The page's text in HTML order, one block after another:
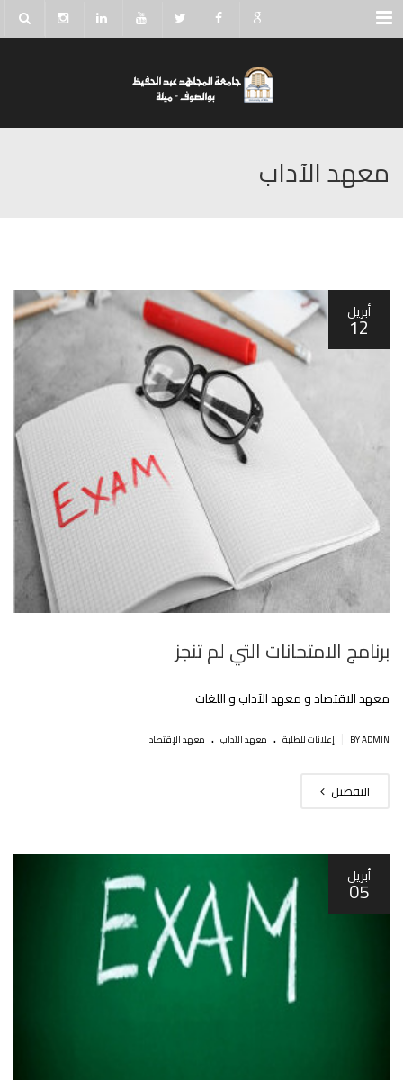
Menu
معهد الآداب
أبريل
12
برنامج الامتحانات التي لم تنجز
معهد الاقتصاد و معهد الآداب و اللغات
BY ADMIN إعلانات للطلبة . معهد الآداب . معهد الإقتصاد
التفصيل
أبريل
05